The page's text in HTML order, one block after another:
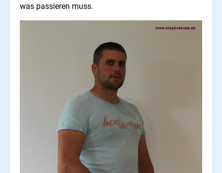
was passieren muss.